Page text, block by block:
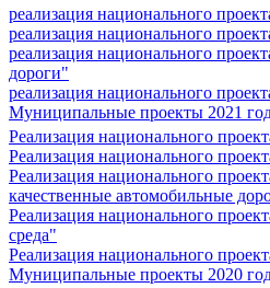
реализация национального
реализация национального
реализация национального
дороги"
реализация национального
Муниципальные проекты 2021
Реализация национального
Реализация национального
Реализация национального
качественные автомобильные
Реализация национального
среда"
Реализация национального
Муниципальные проекты 2020